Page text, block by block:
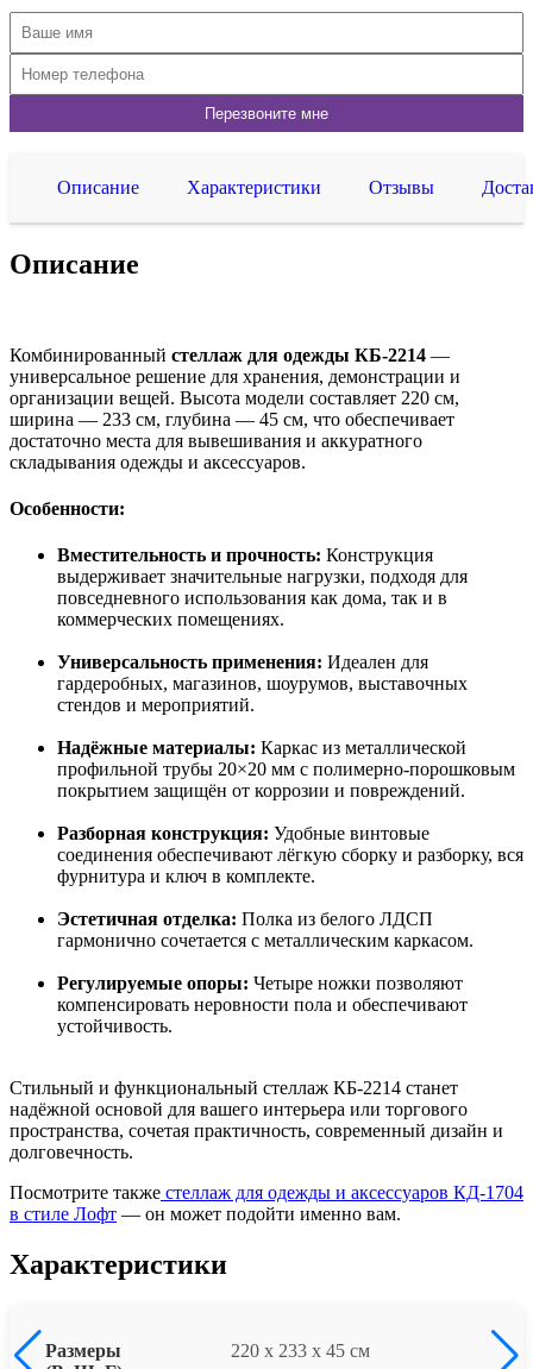
Описание Характеристики Отзывы
Описание
Комбинированный стеллаж для одежды КБ-2214 —
универсальное решение для хранения, демонстрации и
организации вещей. Высота модели составляет 220 см,
ширина — 233 см, глубина — 45 см, что обеспечивает
достаточно места для вывешивания и аккуратного
складывания одежды и аксессуаров.
Особенности:
Вместительность и прочность: Конструкция
выдерживает значительные нагрузки, подходя для
повседневного использования как дома, так и в
коммерческих помещениях.
Универсальность применения: Идеален для
гардеробных, магазинов, шоурумов, выставочных
стендов и мероприятий.
Надёжные материалы: Каркас из металлической
профильной трубы 20×20 мм с полимерно-порошковым
покрытием защищён от коррозии и повреждений.
Разборная конструкция: Удобные винтовые
соединения обеспечивают лёгкую сборку и разборку, вся
фурнитура и ключ в комплекте.
Эстетичная отделка: Полка из белого ЛДСП
гармонично сочетается с металлическим каркасом.
Регулируемые опоры: Четыре ножки позволяют
компенсировать неровности пола и обеспечивают
устойчивость.
Стильный и функциональный стеллаж КБ-2214 станет
надёжной основой для вашего интерьера или торгового
пространства, сочетая практичность, современный дизайн и
долговечность.
Посмотрите также стеллаж для одежды и аксессуаров КД-1704
в стиле Лофт — он может подойти именно вам.
Характеристики
Размеры
220 x 233 x 45 см